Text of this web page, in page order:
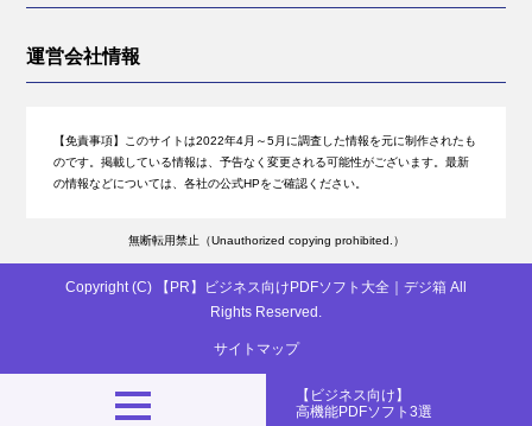
【ビジネス向け】
高機能PDFソフト3選
運営会社情報
【免責事項】
このサイトは2022年4月～5月に調査した情報を元に制作されたも
のです。掲載している情報は、予告なく変更される可能性がございます。最新
の情報などについては、各社の公式HPをご確認ください。
無断転用禁止（Unauthorized copying prohibited.）
Copyright (C) ビジネス向けPDFソフト大全｜デジ箱 All
Rights Reserved.
サイトマップ